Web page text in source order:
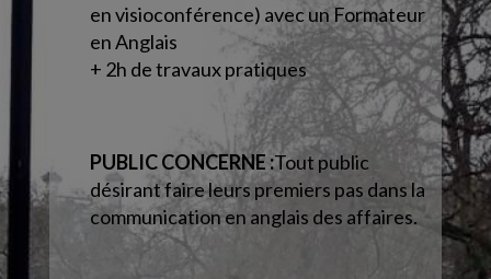
en visioconférence) avec un Formateur
en Anglais
+ 2h de travaux pratiques
PUBLIC CONCERNE :Tout public
désirant faire leurs premiers pas dans la
communication en anglais des affaires.